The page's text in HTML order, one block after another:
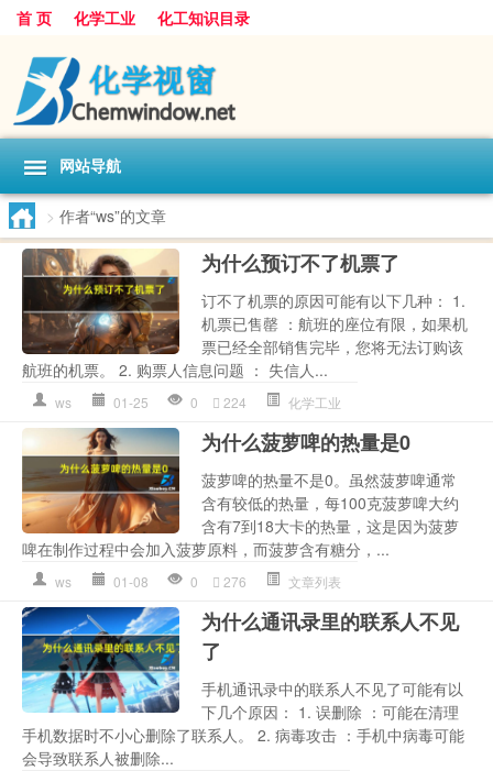
首 页 化学工业 化工知识目录
网站导航
> 作者“ws”的文章
为什么预订不了机票了
订不了机票的原因可能有以下几种： 1.
机票已售罄 ：航班的座位有限，如果机
票已经全部销售完毕，您将无法订购该
航班的机票。 2. 购票人信息问题 ： 失信人...
ws 01-25 0 224 化学工业
为什么菠萝啤的热量是0
菠萝啤的热量不是0。虽然菠萝啤通常
含有较低的热量，每100克菠萝啤大约
含有7到18大卡的热量，这是因为菠萝
啤在制作过程中会加入菠萝原料，而菠萝含有糖分，...
ws 01-08 0 276 文章列表
为什么通讯录里的联系人不见
了
手机通讯录中的联系人不见了可能有以
下几个原因： 1. 误删除 ：可能在清理
手机数据时不小心删除了联系人。 2. 病毒攻击 ：手机中病毒可能
会导致联系人被删除...